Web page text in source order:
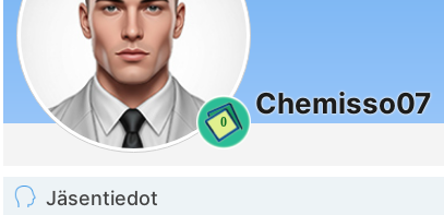
0
Chemisso07
Jäsentiedot